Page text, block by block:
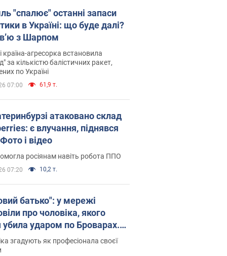
"спалює" останні запаси
в Україні: що буде далі?
з Шарпом
країна-агресорка встановила
за кількістю балістичних ракет,
по Україні
07:00 61,9 т.
атаковано склад
є влучання, піднявся
і відео
росіянам навіть робота ППО
07:20 10,2 т.
батько": у мережі
про чоловіка, якого
убила ударом по Броварах.
згадують як професіонала своєї